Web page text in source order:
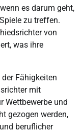
es darum geht,
zu treffen.
von
was ihre
Fähigkeiten
mit
Wettbewerbe und
gezogen werden,
beruflicher